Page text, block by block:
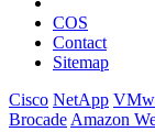
COS
Contact
Sitemap
Cisco NetApp
Brocade Amazon